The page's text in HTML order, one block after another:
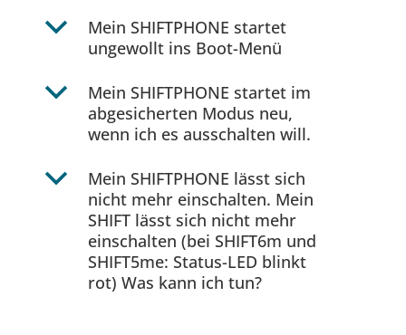
b
Mein SHIFTPHONE startet
ungewollt ins Boot-Menü
b
Mein SHIFTPHONE startet im
abgesicherten Modus neu,
wenn ich es ausschalten will.
b
Mein SHIFTPHONE lässt sich
nicht mehr einschalten. Mein
SHIFT lässt sich nicht mehr
einschalten (bei SHIFT6m und
SHIFT5me: Status-LED blinkt
rot) Was kann ich tun?